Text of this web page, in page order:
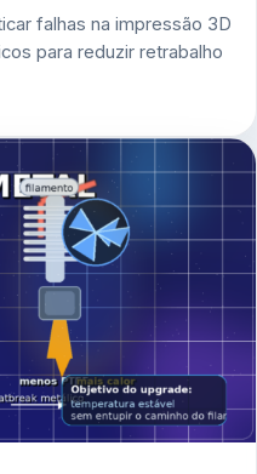
falhas na impressão 3D
para reduzir retrabalho